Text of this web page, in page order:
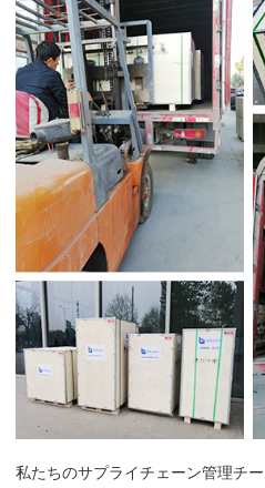
私たちのサプライチェーン管理チ